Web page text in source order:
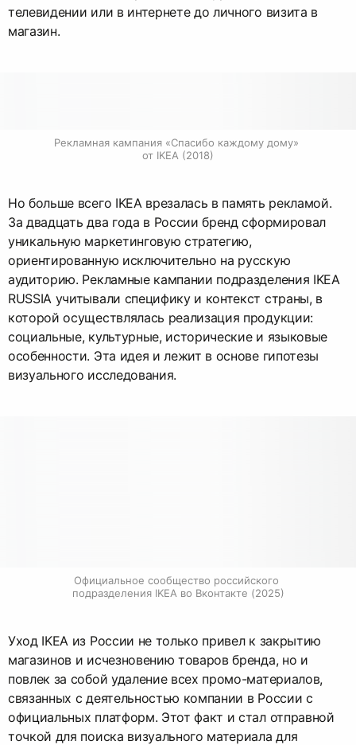
телевидении или в интернете до личного визита в
магазин.
Рекламная кампания «Спасибо каждому дому»
от IKEA (2018)
Но больше всего IKEA врезалась в память рекламой.
За двадцать два года в России бренд сформировал
уникальную маркетинговую стратегию,
ориентированную исключительно на русскую
аудиторию. Рекламные кампании подразделения IKEA
RUSSIA учитывали специфику и контекст страны, в
которой осуществлялась реализация продукции:
социальные, культурные, исторические и языковые
особенности. Эта идея и лежит в основе гипотезы
визуального исследования.
Официальное сообщество российского
подразделения IKEA во Вконтакте (2025)
Уход IKEA из России не только привел к закрытию
магазинов и исчезновению товаров бренда, но и
повлек за собой удаление всех промо-материалов,
связанных с деятельностью компании в России с
официальных платформ. Этот факт и стал отправной
точкой для поиска визуального материала для